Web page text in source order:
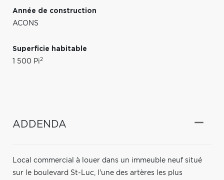
Année de construction
ACONS
Superficie habitable
1 500 Pi2
ADDENDA
Local commercial à louer dans un immeuble neuf situé
sur le boulevard St-Luc, l'une des artères les plus